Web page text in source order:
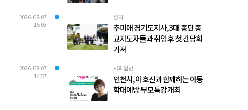
2026-08-07
15:03
정치
추미애 경기도지사, 3대 종단 종
교지도자들과 취임 후 첫 간담회
가져
2026-08-07
14:57
사회일반
인천시, 이호선과 함께하는 아동
학대예방 부모특강 개최